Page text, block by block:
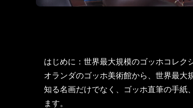
はじめに：世界最大規模のゴッホコレク
オランダのゴッホ美術館から、世界最大
知る名画だけでなく、ゴッホ直筆の手紙
ます。